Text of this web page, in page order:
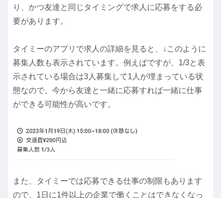
り、かつ友達と同じタイミングで求人に応募をする必
要があります。
タイミーのアプリで求人の詳細を見ると、↓このように
募集人数も表示されています。例えばですが、1/3と表
示されている場合は3人募集して1人が埋まっている状
態なので、今から友達と一緒に応募すれば一緒に仕事
ができる可能性が高いです。
また、タイミーでは応募できる仕事の制限もあります
ので、1日に1件以上の企業で働くことはできなくなっ